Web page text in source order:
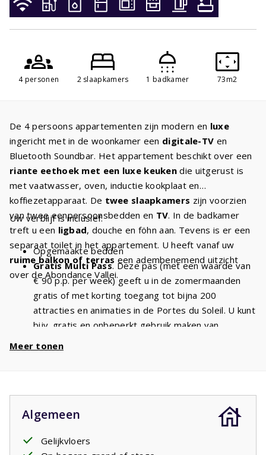
4 personen 2 slaapkamers 1 badkamer 73m2
De 4 persoons appartementen zijn modern en luxe
ingericht met in de woonkamer een digitale-TV en
Bluetooth Soundbar. Het appartement beschikt over een
riante eethoek met een luxe keuken die uitgerust is
met vaatwasser, oven, inductie kookplaat en
koffiezetapparaat. De twee slaapkamers zijn voorzien
van twee eenpersoonsbedden en TV. In de badkamer
treft u een ligbad, douche en föhn aan. Tevens is er een
separaat toilet in het appartement. U heeft vanaf uw
ruime balkon of terras een adembenemend uitzicht
over de Abondance Vallei.
Uw verblijf is inclusief:
Opgemaakte bedden
Gratis Multi Pass. Deze pas (met een waarde van
€ 90 p.p. per week) geeft u in de zomermaanden
gratis of met korting toegang tot bijna 200
attracties en animaties in de Portes du Soleil. U kunt
bijv. gratis en onbeperkt gebruik maken van
Meer tonen
Algemeen
Gelijkvloers